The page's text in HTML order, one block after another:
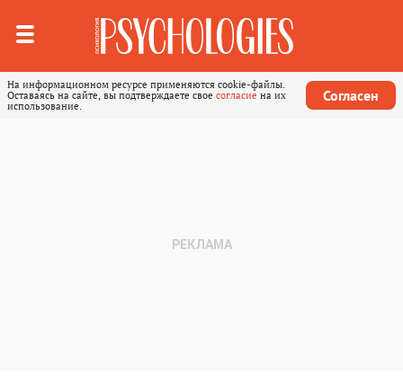
На информационном ресурсе применяются cookie-файлы.
Оставаясь на сайте, вы подтверждаете свое согласие на их
использование.
Согласен